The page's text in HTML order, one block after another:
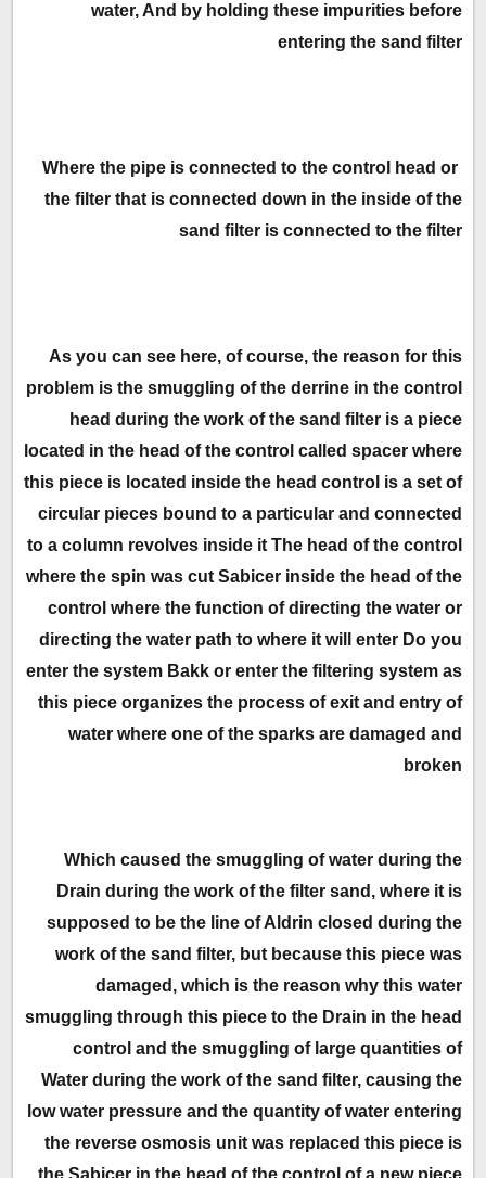
water, And by holding these impurities before
entering the sand filter
Where the pipe is connected to the control head or
the filter that is connected down in the inside of the
sand filter is connected to the filter
As you can see here, of course, the reason for this
problem is the smuggling of the derrine in the control
head during the work of the sand filter is a piece
located in the head of the control called spacer where
this piece is located inside the head control is a set of
circular pieces bound to a particular and connected
to a column revolves inside it The head of the control
where the spin was cut Sabicer inside the head of the
control where the function of directing the water or
directing the water path to where it will enter Do you
enter the system Bakk or enter the filtering system as
this piece organizes the process of exit and entry of
water where one of the sparks are damaged and
broken
Which caused the smuggling of water during the
Drain during the work of the filter sand, where it is
supposed to be the line of Aldrin closed during the
work of the sand filter, but because this piece was
damaged, which is the reason why this water
smuggling through this piece to the Drain in the head
control and the smuggling of large quantities of
Water during the work of the sand filter, causing the
low water pressure and the quantity of water entering
the reverse osmosis unit was replaced this piece is
the Sabicer in the head of the control of a new piece